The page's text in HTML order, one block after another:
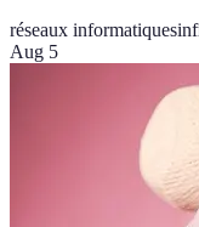
réseaux informatiques
Aug 5